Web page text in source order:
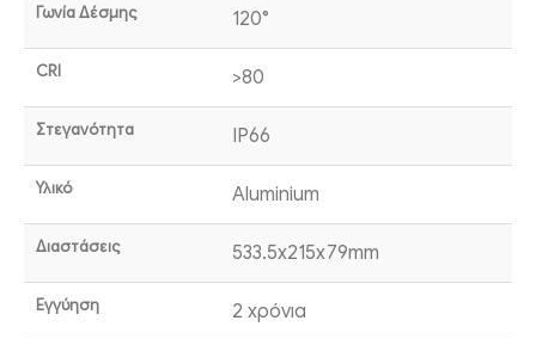
Γωνία Δέσμης 120°
CRI >80
Στεγανότητα IP66
Υλικό Aluminium
Διαστάσεις 533.5x215x79mm
Εγγύηση 2 χρόνια